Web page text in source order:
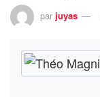
par juyas